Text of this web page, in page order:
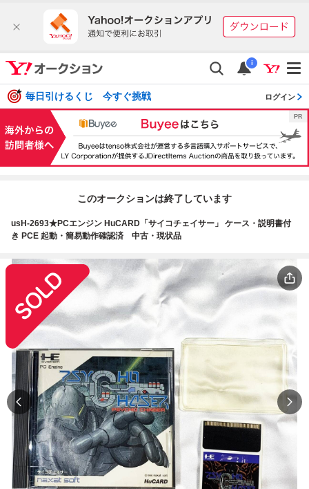
i
毎日引けるくじ 今すぐ挑戦 ログイン
このオークションは終了しています
usH-2693★PCエンジン HuCARD「サイコチェイサー」 ケース・説明書付
き PCE 起動・簡易動作確認済 中古・現状品